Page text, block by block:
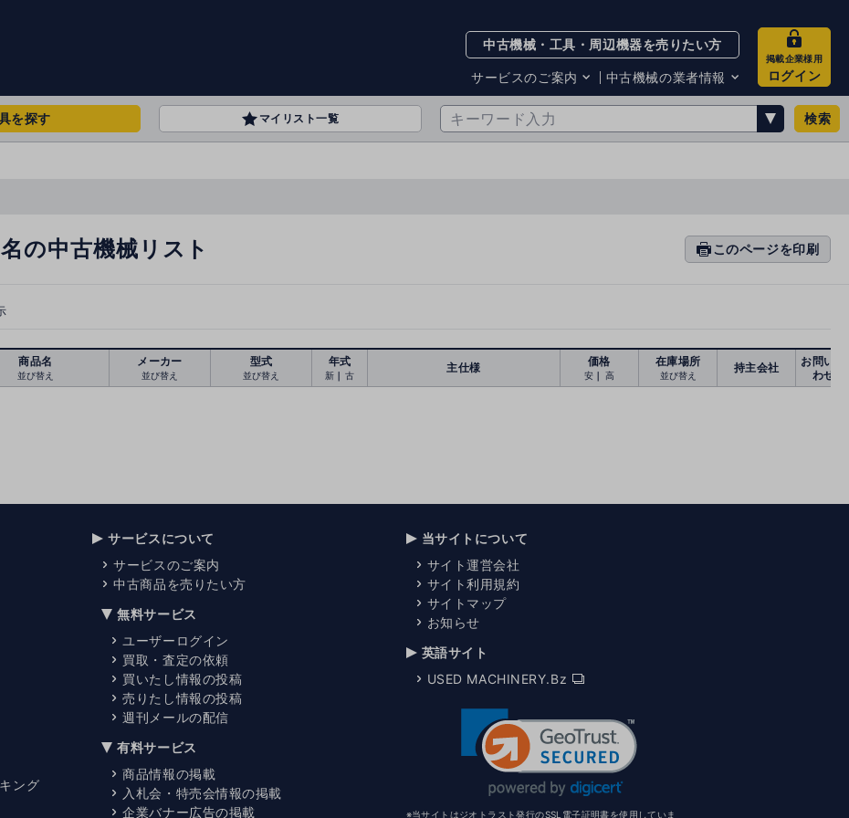
中古機械・工具・周辺機器を売りたい方
サービスのご案内
サービスのご案内
お知らせ
中古機械の業者情報
買取・査定業者リスト
掲載企業様用
ログイン
を探す マイリスト一覧 検索
の中古機械リスト
prin このページを印刷
商品名
並び替え
メーカー
並び替え
型式
並び替え
年式
新｜古
主仕様 価格
安 ｜ 高
在庫場所
並び替え
持主会社
お問い合
わせ
ング
サービスについて
サービスのご案内
中古商品を売りたい方
無料サービス
ユーザーログイン
買取・査定の依頼
買いたし情報の投稿
売りたし情報の投稿
週刊メールの配信
有料サービス
商品情報の掲載
入札会・特売会情報の掲載
企業バナー広告の掲載
当サイトについて
サイト運営会社
サイト利用規約
サイトマップ
お知らせ
英語サイト
USED MACHINERY.Bz
※当サイトはジオトラスト発行のSSL電子証明書を使用していま